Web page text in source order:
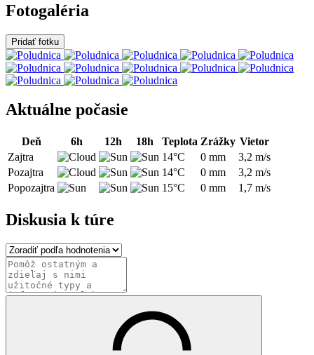
Fotogaléria
Pridať fotku
Aktuálne počasie
Deň 6h 12h 18h Teplota Zrážky Vietor
Zajtra
14°C 0 mm
3,2 m/s
Pozajtra
14°C 0 mm
3,2 m/s
Popozajtra
15°C 0 mm 1,7 m/s
Diskusia k túre